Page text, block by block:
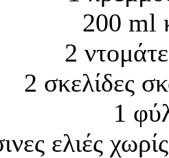
200 ml
2
2 σκελίδες
1
ελιές